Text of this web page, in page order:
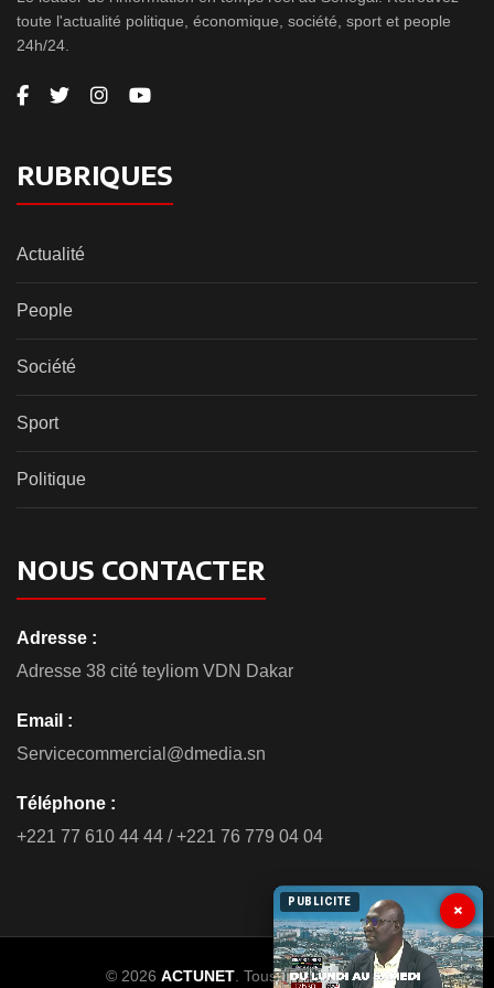
toute l'actualité politique, économique, société, sport et people
24h/24.
RUBRIQUES
Actualité
People
Société
Sport
Politique
NOUS CONTACTER
Adresse :
Adresse 38 cité teyliom VDN Dakar
Email :
Servicecommercial@dmedia.sn
Téléphone :
+221 77 610 44 44 / +221 76 779 04 04
© 2026 ACTUNET. Tous droits réservés.
×
PUBLICITE